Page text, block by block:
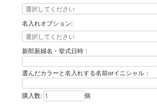
名入れオプション:
新郎新婦名・挙式日時：
選んだカラーと名入れする名前orイニシャル：
購入数: 個